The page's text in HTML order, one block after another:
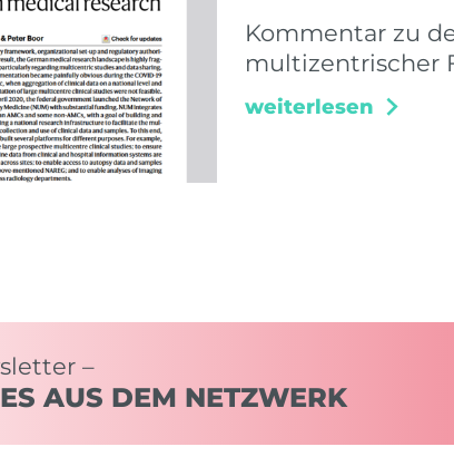
Kommentar zu
multizentrischer
weiterlesen
–
AUS DEM NETZWERK